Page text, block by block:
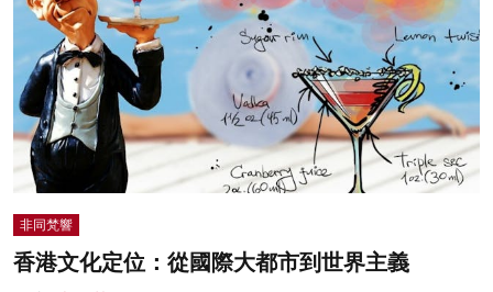
非同梵響
香港文化定位：從國際大都市到世界主義